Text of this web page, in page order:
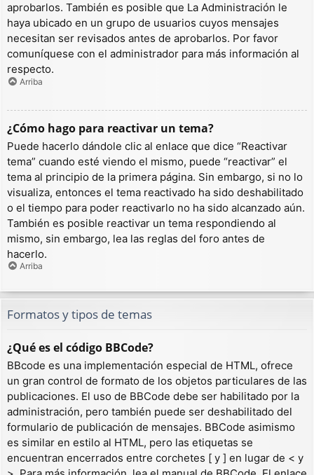
aprobarlos. También es posible que La Administración le
haya ubicado en un grupo de usuarios cuyos mensajes
necesitan ser revisados antes de aprobarlos. Por favor
comuníquese con el administrador para más información al
respecto.
Arriba
¿Cómo hago para reactivar un tema?
Puede hacerlo dándole clic al enlace que dice “Reactivar
tema” cuando esté viendo el mismo, puede “reactivar” el
tema al principio de la primera página. Sin embargo, si no lo
visualiza, entonces el tema reactivado ha sido deshabilitado
o el tiempo para poder reactivarlo no ha sido alcanzado aún.
También es posible reactivar un tema respondiendo al
mismo, sin embargo, lea las reglas del foro antes de
hacerlo.
Arriba
Formatos y tipos de temas
¿Qué es el código BBCode?
BBcode es una implementación especial de HTML, ofrece
un gran control de formato de los objetos particulares de las
publicaciones. El uso de BBCode debe ser habilitado por la
administración, pero también puede ser deshabilitado del
formulario de publicación de mensajes. BBCode asimismo
es similar en estilo al HTML, pero las etiquetas se
encuentran encerrados entre corchetes [ y ] en lugar de < y